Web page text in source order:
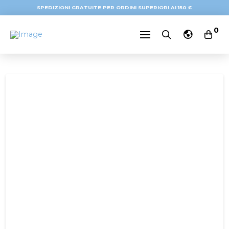
SPEDIZIONI GRATUITE PER ORDINI SUPERIORI AI 150 €
0